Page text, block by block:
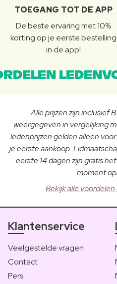
TOEGANG TOT DE APP
De beste ervaring met 10%
korting op je eerste bestelling
in de app!
Alle prijzen zijn inclusief
weergegeven in vergelijking
ledenprijzen gelden alleen
je eerste aankoop.
eerste 14 dagen zijn gratis
moment
Bekijk alle voordelen
Klantenservice
Veelgestelde vragen
Contact
Pers